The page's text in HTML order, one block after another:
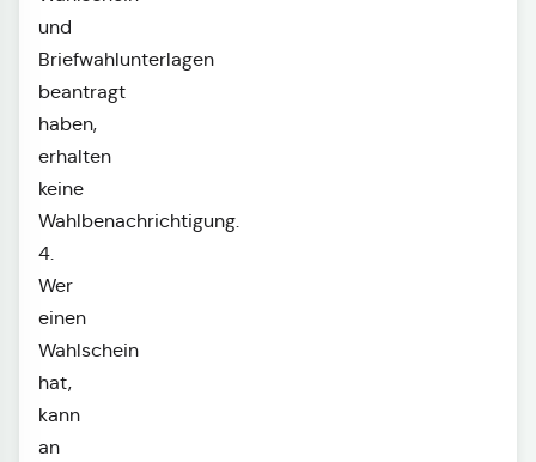
und
Briefwahlunterlagen
beantragt
haben,
erhalten
keine
Wahlbenachrichtigung.
4.
Wer
einen
Wahlschein
hat,
kann
an